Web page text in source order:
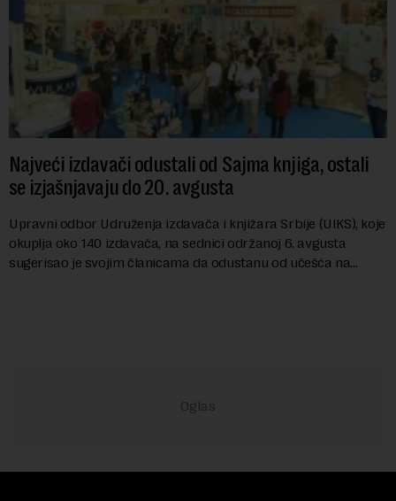
Najveći izdavači odustali od Sajma knjiga, ostali
se izjašnjavaju do 20. avgusta
Upravni odbor Udruženja izdavača i knjižara Srbije (UIKS), koje
okuplja oko 140 izdavača, na sednici održanoj 6. avgusta
sugerisao je svojim članicama da odustanu od učešća na